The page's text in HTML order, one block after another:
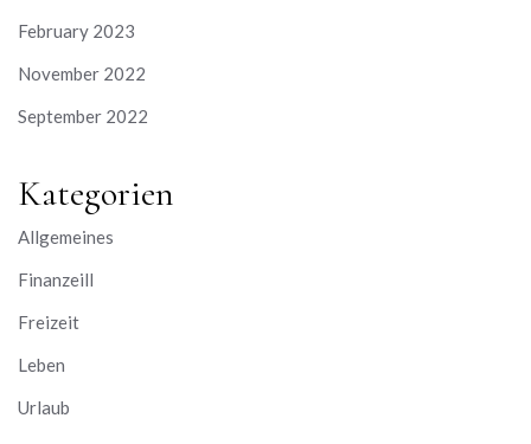
February 2023
November 2022
September 2022
Kategorien
Allgemeines
Finanzeill
Freizeit
Leben
Urlaub